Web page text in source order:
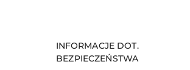
INFORMACJE DOT.
BEZPIECZEŃSTWA